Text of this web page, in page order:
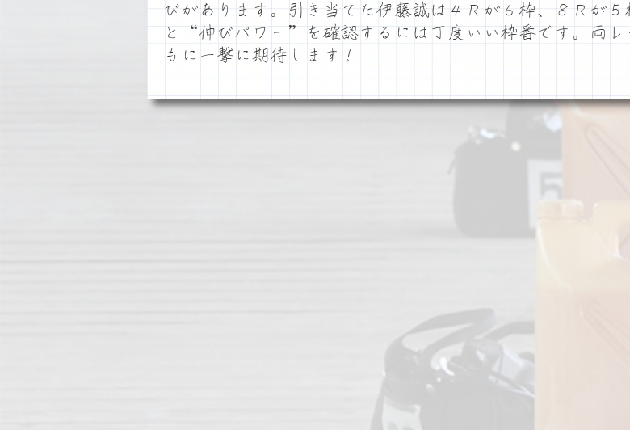
びがあります。引き当てた伊藤誠は４Ｒが６枠、８Ｒが５
と“伸びパワー”を確認するには丁度いい枠番です。両レ
もに一撃に期待します！